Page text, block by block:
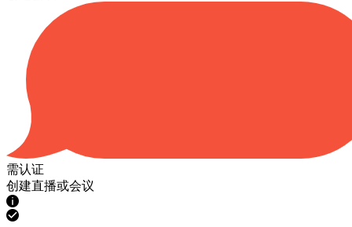
需认证
创建直播或会议